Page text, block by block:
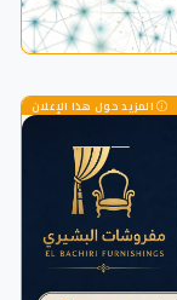
المزيد حول هذا الإعلان